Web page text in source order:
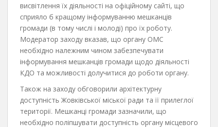
висвітлення їх діяльності на офіційному сайті, що
сприяло б кращому інформуванню мешканців
громади (в тому числі і молоді) про їх роботу.
Модератор заходу вказав, що органу ОМС
необхідно належним чином забезпечувати
інформування мешканців громади щодо діяльності
КДО та можливості долучитися до роботи органу.
Також на заходу обговорили архітектурну
доступність Жовківської міської ради та її прилеглої
території. Мешканці громади зазначили, що
необхідно поліпшувати доступність органу місцевого